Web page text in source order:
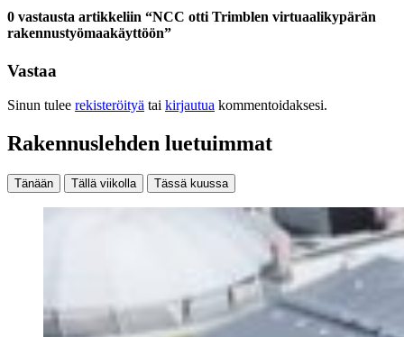
0 vastausta artikkeliin “NCC otti Trimblen virtuaalikypärän
rakennustyömaakäyttöön”
Vastaa
Sinun tulee rekisteröityä tai kirjautua kommentoidaksesi.
Rakennuslehden luetuimmat
Tänään Tällä viikolla Tässä kuussa